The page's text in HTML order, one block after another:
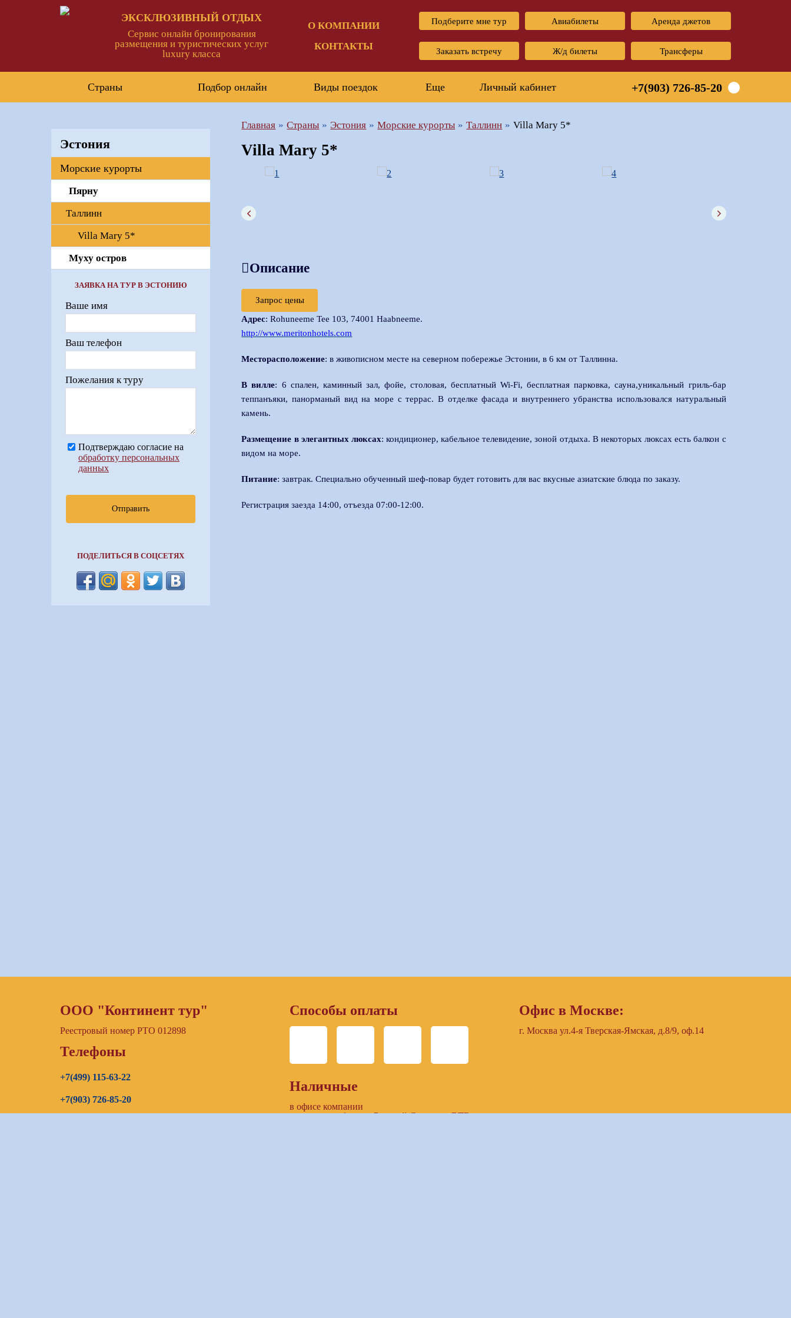
ЭКСКЛЮЗИВНЫЙ ОТДЫХ
Сервис онлайн бронирования
размещения и туристических услуг
luxury класса
О КОМПАНИИ
КОНТАКТЫ
Подберите мне тур Авиабилеты Аренда джетов
Заказать встречу Ж/д билеты Трансферы
Страны Подбор онлайн Виды поездок Еще Личный кабинет +7(903) 726-85-20
Главная Страны Эстония Морские курорты Таллинн Villa Mary 5*
Villa Mary 5*
Описание
Запрос цены
Адрес: Rohuneeme Tee 103, 74001 Haabneeme.
http://www.meritonhotels.com
Месторасположение: в живописном месте на северном побережье Эстонии, в 6 км от Таллинна.
В вилле: 6 спален, каминный зал, фойе, столовая, бесплатный Wi-Fi, бесплатная парковка, сауна,уникальный гриль-бар
теппанъяки, панорманый вид на море с террас. В отделке фасада и внутреннего убранства использовался натуральный
камень.
Размещение в элегантных люксах: кондиционер, кабельное телевидение, зоной отдыха. В некоторых люксах есть балкон с
видом на море.
Питание: завтрак. Специально обученный шеф-повар будет готовить для вас вкусные азиатские блюда по заказу.
Регистрация заезда 14:00, отъезда 07:00-12:00.
Эстония
Морские курорты
Пярну
Таллинн
Villa Mary 5*
Mуху остров
ЗАЯВКА НА ТУР В ЭСТОНИЮ
Ваше имя
Ваш телефон
Пожелания к туру
Подтверждаю согласие на
обработку персональных
данных
Отправить
ПОДЕЛИТЬСЯ В СОЦСЕТЯХ
ООО "Континент тур"
Реестровый номер РТО 012898
Телефоны
+7(499) 115-63-22
+7(903) 726-85-20
Способы оплаты
Наличные
в офисе компании
в отделении банков: Русский Стандарт, ВТБ
Офис в Москве:
г. Москва ул.4-я Тверская-Ямская, д.8/9, оф.14